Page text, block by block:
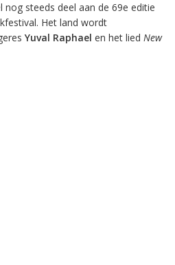
steeds deel aan de 69e editie
Het land wordt
Yuval Raphael en het lied New